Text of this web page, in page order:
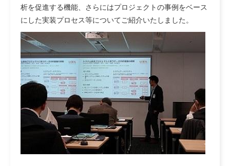
析を促進する機能、さらにはプロジェクトの事例をベース
にした実装プロセス等についてご紹介いたしました。